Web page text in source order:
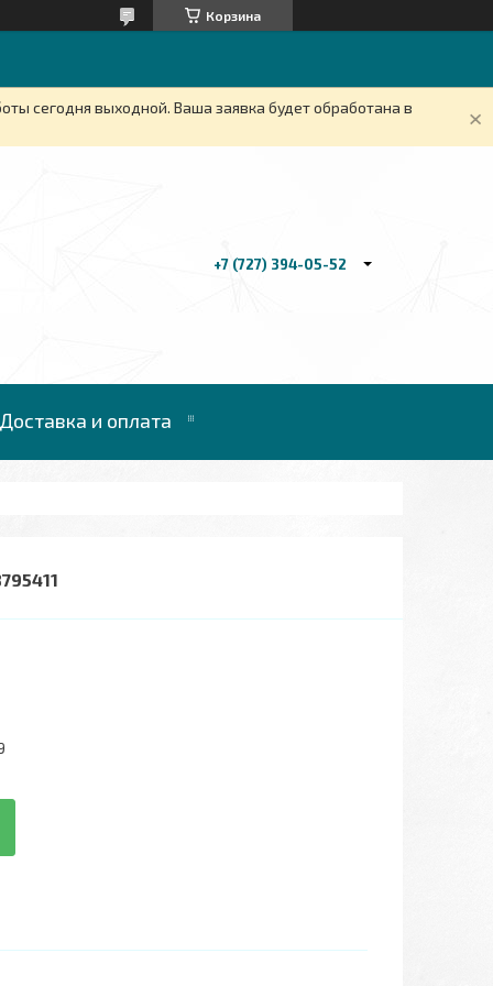
Корзина
сегодня выходной. Ваша заявка будет обработана в
+7 (727) 394-05-52
и оплата